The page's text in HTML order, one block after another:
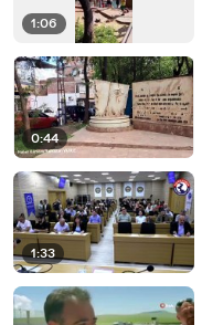
1:06
0:44
1:33